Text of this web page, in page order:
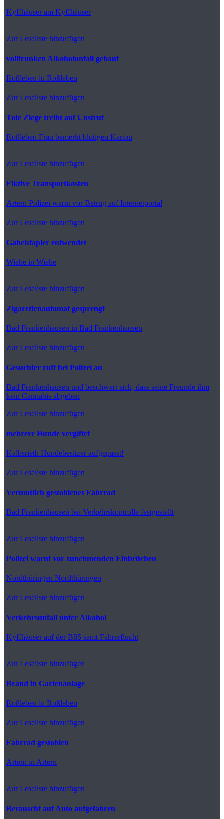
Kyffhäuseram Kyffhäuser
Zur Leseliste hinzufügen
volltrunken Alkoholunfall gebaut
Roßleben in Roßleben
Zur Leseliste hinzufügen
Tote Ziege treibt auf Unstrut
Roßleben Frau bemerkt blutigen Karton
Zur Leseliste hinzufügen
Fiktive Transportkosten
Artern Polizei warnt vor Betrug auf Internetportal
Zur Leseliste hinzufügen
Gabelstapler entwendet
Wiehe in Wiehe
Zur Leseliste hinzufügen
Zigarettenautomat gesprengt
Bad Frankenhausen in Bad Frankenhausen
Zur Leseliste hinzufügen
Gesuchter ruft bei Polizei an
Bad Frankenhausen und beschwert sich, dass seine Freunde ihm
kein Cannabis abgeben
Zur Leseliste hinzufügen
mehrere Hunde vergiftet
Kalbsrieth Hundebesitzer aufgepasst!
Zur Leseliste hinzufügen
Vermutlich gestohlenes Fahrrad
Bad Frankenhausen bei Verkehrskontrolle festgestellt
Zur Leseliste hinzufügen
Polizei warnt vor zunehmenden Einbrüchen
Nordthüringen Nordthüringen
Zur Leseliste hinzufügen
Verkehrsunfall unter Alkohol
Kyffhäuserauf der B85 samt Fahrerflucht
Zur Leseliste hinzufügen
Brand in Gartenanlage
Roßleben in Roßleben
Zur Leseliste hinzufügen
Fahrrad gestohlen
Artern in Artern
Zur Leseliste hinzufügen
Berauscht auf Auto aufgefahren